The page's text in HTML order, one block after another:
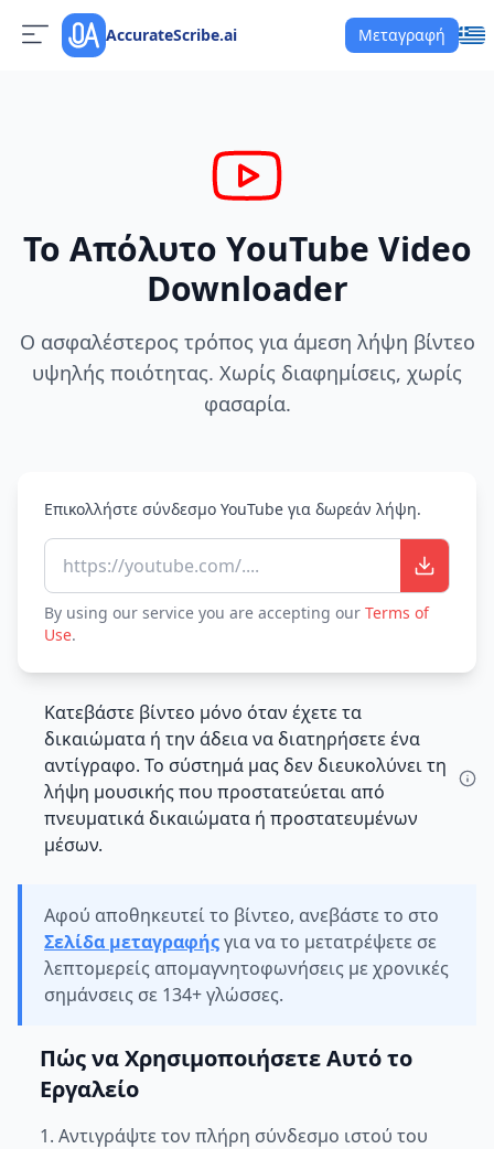
AccurateScribe.ai Μεταγραφή
Το Απόλυτο YouTube Video
Downloader
Ο ασφαλέστερος τρόπος για άμεση λήψη βίντεο
υψηλής ποιότητας. Χωρίς διαφημίσεις, χωρίς
φασαρία.
Επικολλήστε σύνδεσμο YouTube για δωρεάν λήψη.
https://youtube.com/....
By using our service you are accepting our Terms of
Use.
Κατεβάστε βίντεο μόνο όταν έχετε τα
δικαιώματα ή την άδεια να διατηρήσετε ένα
αντίγραφο. Το σύστημά μας δεν διευκολύνει τη
λήψη μουσικής που προστατεύεται από
πνευματικά δικαιώματα ή προστατευμένων
μέσων.
Αφού αποθηκευτεί το βίντεο, ανεβάστε το στο
Σελίδα μεταγραφήςγια να το μετατρέψετε σε
λεπτομερείς απομαγνητοφωνήσεις με χρονικές
σημάνσεις σε 134+ γλώσσες.
Πώς να Χρησιμοποιήσετε Αυτό το
Εργαλείο
1. Αντιγράψτε τον πλήρη σύνδεσμο ιστού του